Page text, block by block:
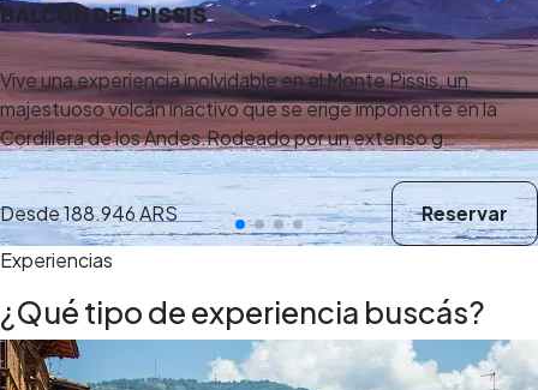
BALCÓN DEL PISSIS
Vive una experiencia inolvidable en el Monte Pissis, un
majestuoso volcán inactivo que se erige imponente en la
Cordillera de los Andes.Rodeado por un extenso g…
Desde188.946 ARS
Reservar
Experiencias
¿Qué tipo de experiencia buscás?